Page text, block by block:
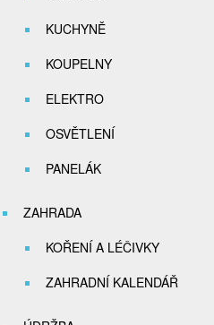
KUCHYNĚ
KOUPELNY
ELEKTRO
OSVĚTLENÍ
PANELÁK
ZAHRADA
KOŘENÍ A LÉČIVKY
ZAHRADNÍ KALENDÁŘ